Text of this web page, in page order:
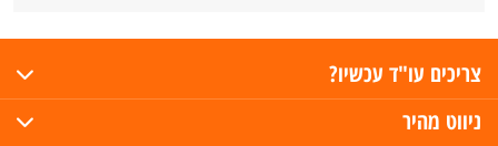
צריכים עו"ד עכשיו?
ניווט מהיר